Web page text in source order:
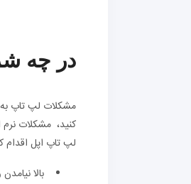
در چه
مشکلات لپ تاپ به
کنید، مشکلات نرم
لپ تاپ اپل اقدام
بالا